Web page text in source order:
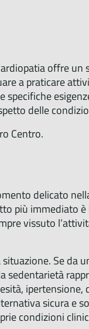
offre un
a praticare
delle
Centro.
delicato
più immediato
vissuto
Se da
sedentarietà
ipertensione,
sicura e
condizioni